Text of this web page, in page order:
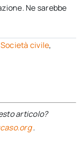
Ne sarebbe
Società civile,
articolo?
.